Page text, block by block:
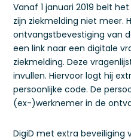
Vanaf 1 januari 2019 belt
zijn ziekmelding niet meer.
ontvangstbevestiging van
een link naar een digitale
ziekmelding. Deze
invullen. Hiervoor logt hij
persoonlijke code. De
(ex-)werknemer in de
DigiD met extra beveiliging